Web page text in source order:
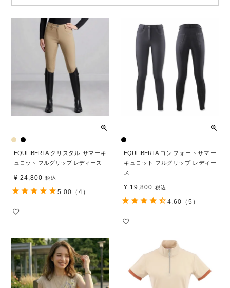
EQULIBERTA クリスタル サマーキ
ュロット フルグリップ レディース
¥ 24,800 税込
5.00 （4）
EQULIBERTA コンフォートサマー
キュロット フルグリップ レディー
ス
¥ 19,800 税込
4.60 （5）